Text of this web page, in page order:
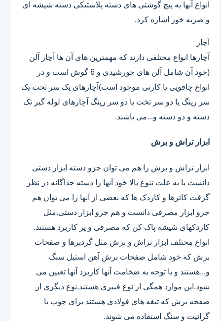
انواع آنها به پیچ گوشتی های دسته پلاستیکی دسته شیشه ای
و ضربه خور اشاره کرد.
آچار
آچارها انواع مختلفی دارند که مهمترین های آن ها آچار آلن
(خود آن شامل آلن های خورشیدی و 6 گوش است و در
انواع چاقویی یا کارتی موجود است)آچارهای یک سر تخت یک
سر رینگ یا دو سر تخت یا دو سر رینگ آچارهای لوله گیر تک
دسته و دو دسته و...می باشند.
ابزار تراش و برش
ابزار تراش و برش را هم می توان جزو دسته ابزار دستی
دانست یا به علت تنوع بالا خود آنها را دسته جداگانه در نظر
گرفت کاترها و کاردک ها که بعضی از آنها را می توان هم
جزو ابزار مصرفی دانست و هم جزو ابزار دستی.مثل
کاردکهای شیشه پاک کن که مصرفی و پر کاربرد هستند.
انواع مختلف ابزار تراش و برش مثل گردبرها و صفحات
برش که خود شامل صفحات برش آهن استیل سنگ
و...هستند و با توجه به ضخامت آنها کاربرد آنها تعیین می
شود.این موارد همگی از نوع فیبری هستند.نوع دیگری از
صفحه برش که تیغه های فولادی هستند برای چوب یا
گرانیت و سنگ استفاده می شوند.